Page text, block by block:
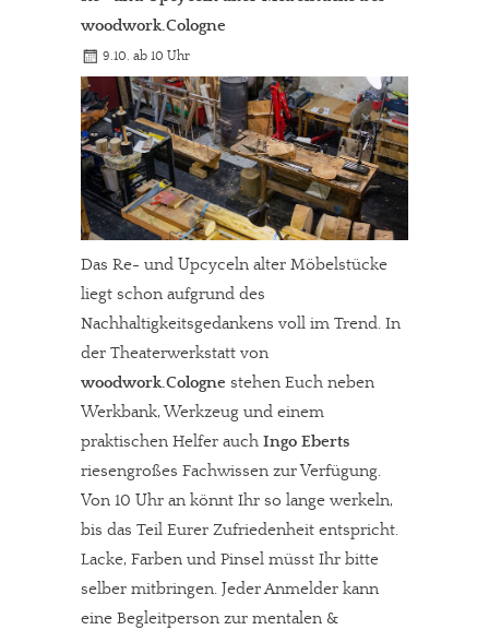
woodwork.Cologne
9.10. ab 10 Uhr
Das Re- und Upcyceln alter Möbelstücke
liegt schon aufgrund des
Nachhaltigkeitsgedankens voll im Trend. In
der Theaterwerkstatt von
woodwork.Cologne stehen Euch neben
Werkbank, Werkzeug und einem
praktischen Helfer auch Ingo Eberts
riesengroßes Fachwissen zur Verfügung.
Von 10 Uhr an könnt Ihr so lange werkeln,
bis das Teil Eurer Zufriedenheit entspricht.
Lacke, Farben und Pinsel müsst Ihr bitte
selber mitbringen. Jeder Anmelder kann
eine Begleitperson zur mentalen &